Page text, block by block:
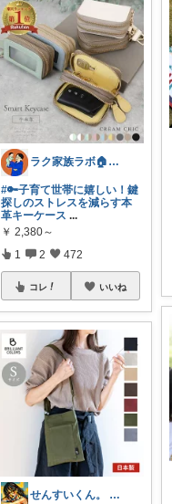
ラク家族ラボ🏠️30代子育てパパルーム
#🔑子育て世帯に嬉しい！鍵
探しのストレスを減らす本
革キーケース ...
￥ 2,380～
1 2 472
コレ いいね
せんすいくん。 ＼情報の海へダイブ／